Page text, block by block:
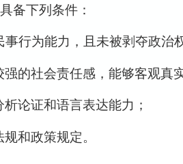
备下列条件：
行为能力，且未被剥夺政治
的社会责任感，能够客观真
论证和语言表达能力；
和政策规定。